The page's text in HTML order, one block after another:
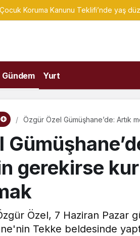
Çocuk Koruma Kanunu Teklifi’nde yaş
Gündem Yurt
Özgür Özel Gümüşhane’de: Artık
gerekirse
Özel, 7 Haziran Pazar
Tekke beldesinde